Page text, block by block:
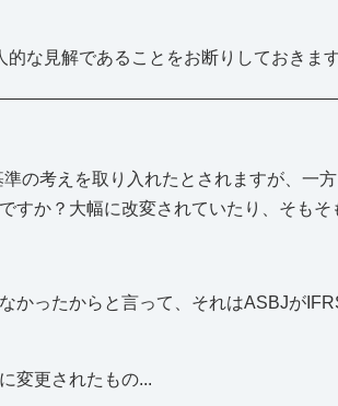
な見解であることをお断りしておきます
の考えを取り入れたとされますが、一
すか？大幅に改変されていたり、そもそ
かったからと言って、それはASBJが
変更されたもの...